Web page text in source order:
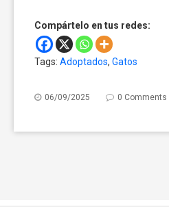
Compártelo en tus redes:
Tags: Adoptados, Gatos
06/09/2025 0 Comments